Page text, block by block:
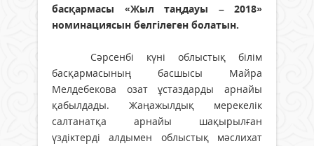
басқармасы «Жыл таңдауы – 2018»
номинациясын белгілеген болатын.
Сәрсенбі күні облыстық білім
басқармасының басшысы Майра
Мелдебекова озат ұстаздарды арнайы
қабылдады. Жаңажылдық мерекелік
салтанатқа арнайы шақырылған
үздіктерді алдымен облыстық мәслихат